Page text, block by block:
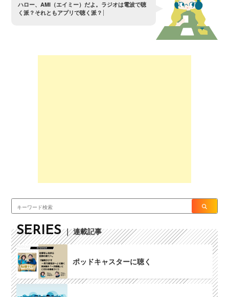
ハロー、 AMI（エイ ミ ー） だよ 。 ラジオは電波で聴
く 派？ それと もアプリで聴く 派？
SERIES ｜ 連載記事
ポッドキャスターに聴く